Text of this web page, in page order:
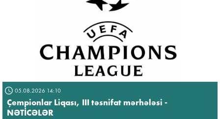
05.08.2026 14:10
Çempionlar Liqası, III təsnifat mərhələsi -
NƏTİCƏLƏR